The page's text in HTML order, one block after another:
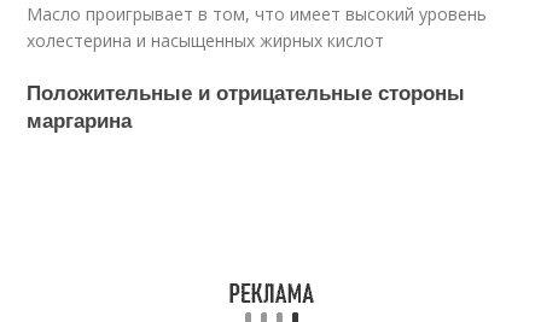
Масло проигрывает в том, что имеет высокий уровень
холестерина и насыщенных жирных кислот
Положительные и отрицательные стороны
маргарина